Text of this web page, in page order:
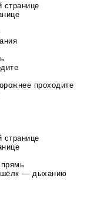
странице
проходите
странице
шёлк — дыханию